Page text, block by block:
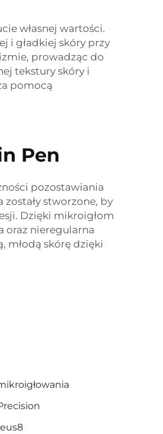
własnej wartości.
i gładkiej skóry przy
prowadząc do
tekstury skóry i
pomocą
Pen
pozostawiania
stworzone, by
Dzięki mikroigłom
oraz nieregularna
młodą skórę dzięki